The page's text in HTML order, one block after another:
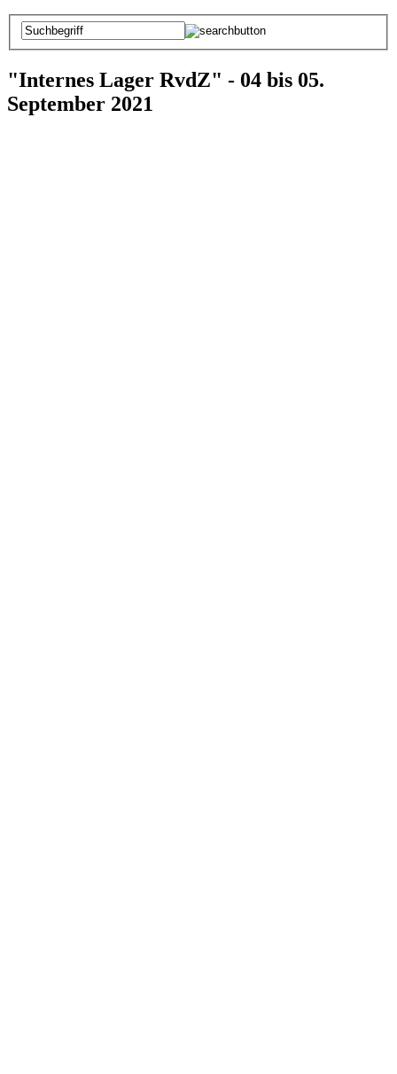
"Internes Lager RvdZ" - 04 bis 05.
September 2021